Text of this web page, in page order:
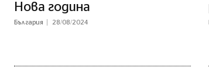
Нова година
България 28/08/2024